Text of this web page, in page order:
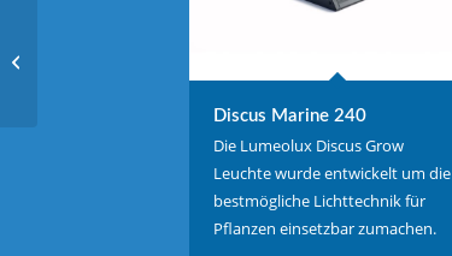
Discus Marine 240
Die Lumeolux Discus Grow
Leuchte wurde entwickelt um die
bestmögliche Lichttechnik für
Pflanzen einsetzbar zumachen.